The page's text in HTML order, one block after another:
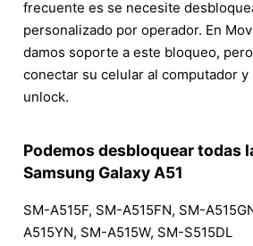
frecuente es se necesite
personalizado por operador. En
damos soporte a este bloqueo,
conectar su celular al computador
unlock.
Podemos desbloquear todas
Samsung Galaxy A51
SM-A515F, SM-A515FN, SM-
A515YN, SM-A515W, SM-S515DL